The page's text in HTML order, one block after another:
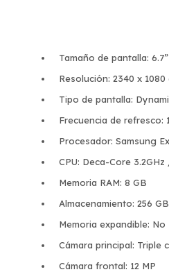
Tamaño de pantalla: 6.7”
Resolución: 2340 x 1080
Tipo de pantalla:
Frecuencia de refresco:
Procesador: Samsung
CPU: Deca-Core
Memoria RAM: 8 GB
Almacenamiento: 256 GB
Memoria expandible: No
Cámara principal: Triple
Cámara frontal: 12 MP